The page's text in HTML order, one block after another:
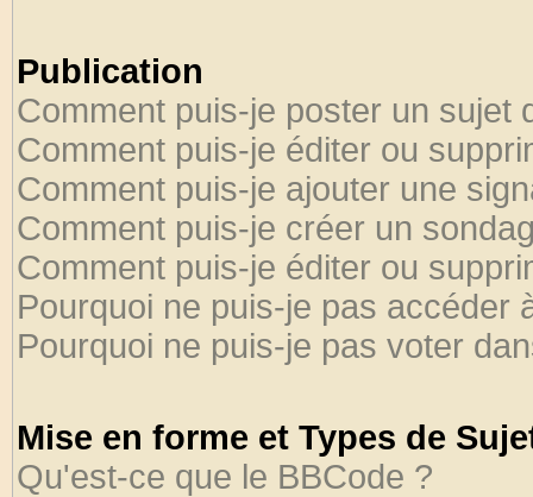
Publication
Comment puis-je poster un sujet
Comment puis-je éditer ou
Comment puis-je ajouter une
Comment puis-je créer un
Comment puis-je éditer ou
Pourquoi ne puis-je pas accéder
Pourquoi ne puis-je pas voter
Mise en forme et Types de
Qu'est-ce que le BBCode ?